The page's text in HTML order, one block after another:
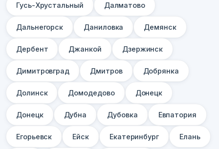
Гусь-Хрустальный Далматово
Дальнегорск Даниловка Демянск
Дербент Джанкой Дзержинск
Димитровград Дмитров Добрянка
Долинск Домодедово Донецк
Донецк Дубна Дубовка Евпатория
Егорьевск Ейск Екатеринбург Елань